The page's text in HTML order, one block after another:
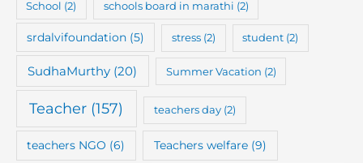
School (2) schools board in marathi (2)
srdalvifoundation (5) stress (2) student (2)
SudhaMurthy (20) Summer Vacation (2)
Teacher (157) teachers day (2)
teachers NGO (6) Teachers welfare(9)